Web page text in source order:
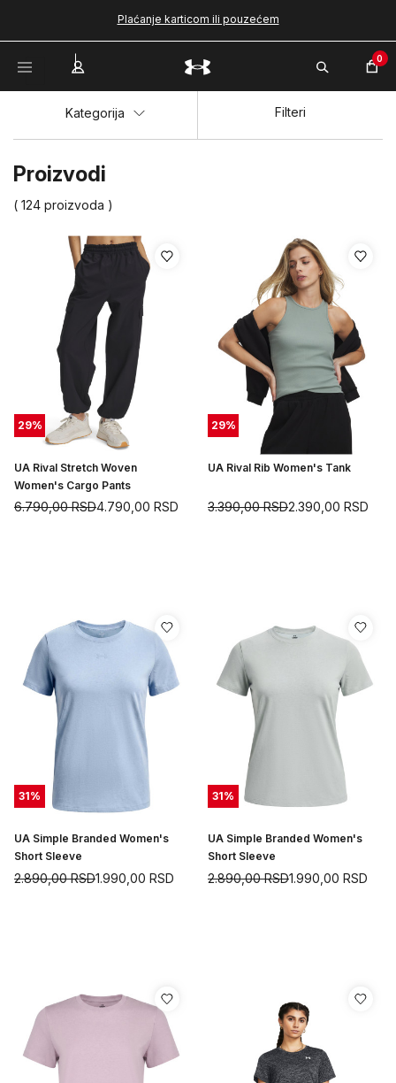
Plaćanje karticom ili pouzećem
0
Proizvodi
( 124 proizvoda )
Kategorija Filteri
29%
UA Rival Stretch Woven
Women's Cargo Pants
4.790,00 RSD
6.790,00RSD
29%
UA Rival Rib Women's Tank
2.390,00 RSD
3.390,00RSD
31%
UA Simple Branded Women's
Short Sleeve
1.990,00 RSD
2.890,00RSD
31%
UA Simple Branded Women's
Short Sleeve
1.990,00 RSD
2.890,00RSD